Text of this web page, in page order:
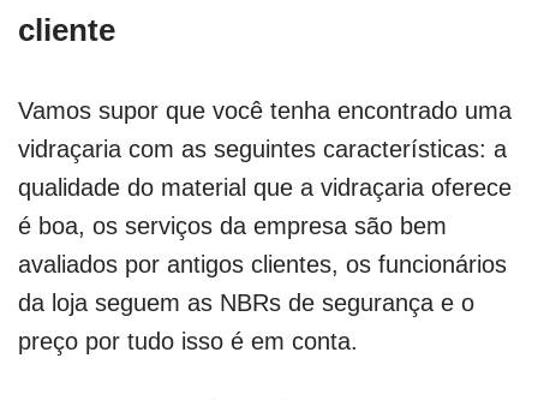
cliente
Vamos supor que você tenha encontrado uma
vidraçaria com as seguintes características: a
qualidade do material que a vidraçaria oferece
é boa, os serviços da empresa são bem
avaliados por antigos clientes, os funcionários
da loja seguem as NBRs de segurança e o
preço por tudo isso é em conta.